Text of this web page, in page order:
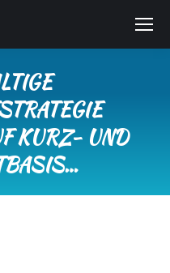
KURZ- UND